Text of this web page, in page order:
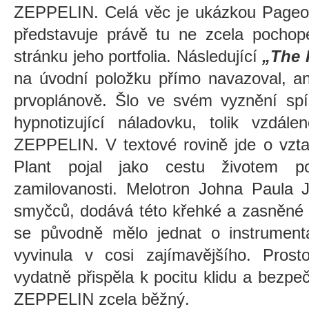
ZEPPELIN. Celá věc je ukázkou
představuje právě tu ne zcela
stránku jeho portfolia. Následující „The
na úvodní položku přímo navazoval,
prvoplánově. Šlo ve svém vyznění
hypnotizující náladovku, tolik
ZEPPELIN. V textové rovině jde o
Plant pojal jako cestu životem
zamilovanosti. Melotron Johna Paula
smyčců, dodává této křehké a
se původně mělo jednat o
vyvinula v cosi zajímavějšího.
vydatně přispěla k pocitu klidu a
ZEPPELIN zcela běžný.